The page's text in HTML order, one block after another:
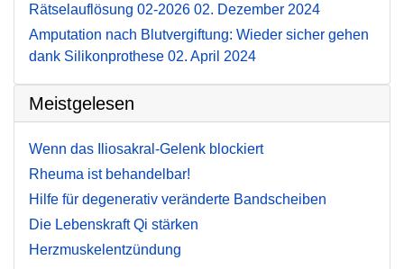
Rätselauflösung 02-2026 02. Dezember 2024
Amputation nach Blutvergiftung: Wieder sicher gehen
dank Silikonprothese 02. April 2024
Meistgelesen
Wenn das Iliosakral-Gelenk blockiert
Rheuma ist behandelbar!
Hilfe für degenerativ veränderte Bandscheiben
Die Lebenskraft Qi stärken
Herzmuskelentzündung